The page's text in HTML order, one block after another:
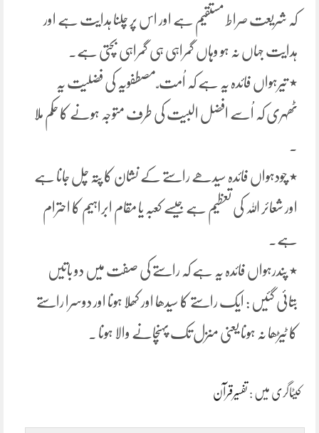
کہ شریعت صراط مستقیم ہے اور اس پر چلنا ہدایت ہے اور
ہدایت جہاں نہ ہو وہاں گمراہی ہی گمراہی بچتی ہے۔
٭ تیرہواں فائدہ یہ ہے کہ اُمت ّ مصطفویہ کی فضلیت یہ
ٹھہری کہ اُسے افضل البیت کی طرف متوجہ ہونے کا حکم ملا
٭ چودہواں فائدہ سیدھے راستے کے نشان کا پتہ چل جانا ہے
اور شعائر اللہ کی تعظیم ہے جیسے کعبہ یا مقام ابراہیم کا احترام
ہے۔
٭ پندرہواں فائدہ یہ ہے کہ راستے کی صفت میں دو باتیں
بتائی گئیں : ایک راستے کا سیدھا اور کھلا ہونا اور دوسرا راستے
کا ٹیڑھا نہ ہونا یعنی منزل تک پہنچانے والا ہونا ۔
کیٹاگری میں : تفسیرقرآن